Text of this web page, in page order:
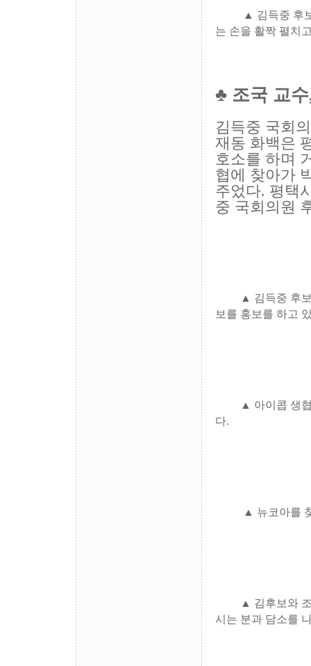
▲ 김득중 후
는 손을 활짝 펼치
♣ 조국 교
김득중 국회
재동 화백은
호소를 하며
협에 찾아가
주었다. 평택
중 국회의원
▲ 김득중 후보와
보를 홍보를 하고
▲ 아이콥 생협에
다.
▲ 뉴코아를 찾아
▲ 김후보와
시는 분과 담소를